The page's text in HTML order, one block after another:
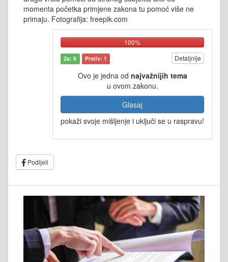
momenta početka primjene zakona tu pomoć više ne
primaju. Fotografija: freepik.com
100%
Za: 0 Protiv: 1 Detaljnije
Ovo je jedna od najvažnijih tema
u ovom zakonu.
Glasaj
pokaži svoje mišljenje i uključi se u raspravu!
Podijeli